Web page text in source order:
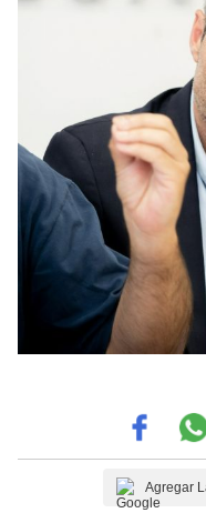
Agregar